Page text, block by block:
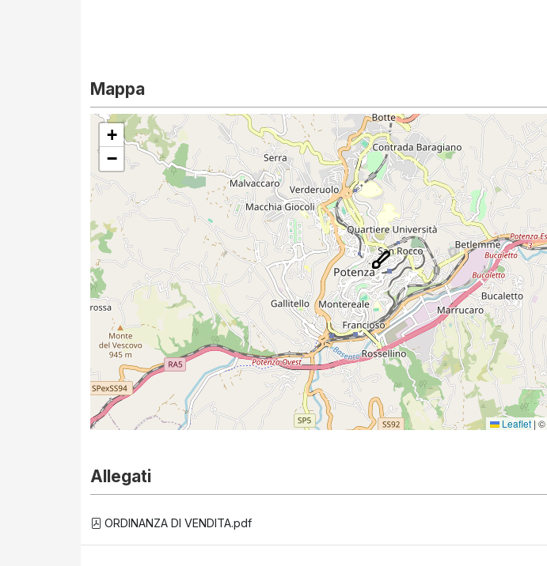
Mappa
+
−
Leaflet |©
Allegati
ORDINANZA DI VENDITA.pdf